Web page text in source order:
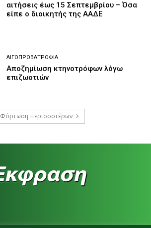
αιτήσεις έως 15 Σεπτεμβρίου – Όσα
είπε ο διοικητής της ΑΑΔΕ
ΑΙΓΟΠΡΟΒΑΤΡΟΦΊΑ
Αποζημίωση κτηνοτρόφων λόγω
επιζωοτιών
Φόρτωση περισσοτέρων